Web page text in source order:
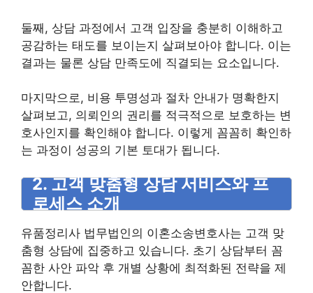
둘째, 상담 과정에서 고객 입장을 충분히 이해하고
공감하는 태도를 보이는지 살펴보아야 합니다. 이는
결과는 물론 상담 만족도에 직결되는 요소입니다.
마지막으로, 비용 투명성과 절차 안내가 명확한지
살펴보고, 의뢰인의 권리를 적극적으로 보호하는 변
호사인지를 확인해야 합니다. 이렇게 꼼꼼히 확인하
는 과정이 성공의 기본 토대가 됩니다.
2. 고객 맞춤형 상담 서비스와 프
로세스 소개
유품정리사 법무법인의 이혼소송변호사는 고객 맞
춤형 상담에 집중하고 있습니다. 초기 상담부터 꼼
꼼한 사안 파악 후 개별 상황에 최적화된 전략을 제
안합니다.